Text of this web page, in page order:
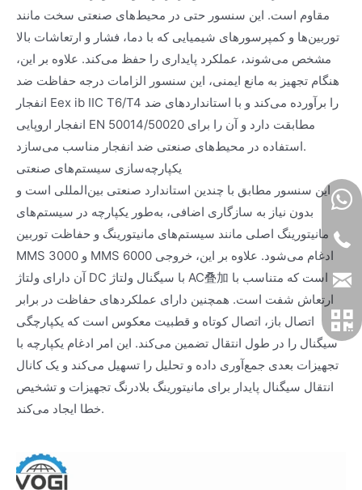
مقاوم است. این سنسور حتی در محیط‌های صنعتی سخت مانند
توربین‌ها و کمپرسورهای شیمیایی که با دما، فشار و ارتعاشات بالا
مشخص می‌شوند، عملکرد پایداری را حفظ می‌کند. علاوه بر این،
هنگام تجهیز به مانع ایمنی، این سنسور الزامات درجه حفاظت ضد
انفجار Eex ib IIC T6/T4 را برآورده می‌کند و با استانداردهای ضد
انفجار اروپایی EN 50014/50020 مطابقت دارد و آن را برای
استفاده در محیط‌های صنعتی ضد انفجار مناسب می‌سازد.
یکپارچه‌سازی سیستم‌های صنعتی
این سنسور مطابق با چندین استاندارد صنعتی بین‌المللی است و
بدون نیاز به سازگاری اضافی، به‌طور یکپارچه در سیستم‌های
مانیتورینگ اصلی مانند سیستم‌های مانیتورینگ و حفاظت توربین
MMS 3000 و MMS 6000 ادغام می‌شود. علاوه بر این، خروجی
آن دارای ولتاژ DC با سیگنال ولتاژ AC叠加 است که متناسب با
ارتعاش شفت است. همچنین دارای عملکردهای حفاظت در برابر
اتصال باز، اتصال کوتاه و قطبیت معکوس است که یکپارچگی
سیگنال را در طول انتقال تضمین می‌کند. این امر ادغام یکپارچه با
تجهیزات بعدی جمع‌آوری داده و تحلیل را تسهیل می‌کند و یک کانال
انتقال سیگنال پایدار برای مانیتورینگ بلادرنگ تجهیزات و تشخیص
خطا ایجاد می‌کند.